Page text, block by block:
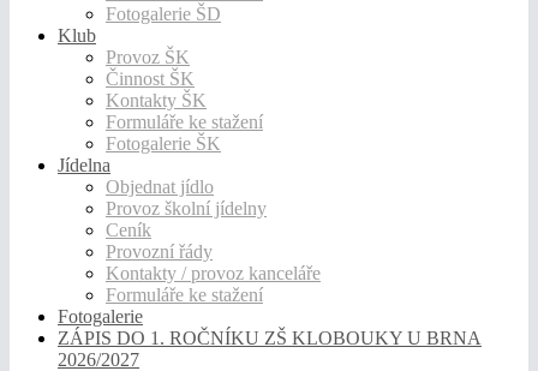
Fotogalerie ŠD
Klub
Provoz ŠK
Činnost ŠK
Kontakty ŠK
Formuláře ke stažení
Fotogalerie ŠK
Jídelna
Objednat jídlo
Provoz školní jídelny
Ceník
Provozní řády
Kontakty / provoz kanceláře
Formuláře ke stažení
Fotogalerie
ZÁPIS DO 1. ROČNÍKU ZŠ KLOBOUKY U BRNA
2026/2027